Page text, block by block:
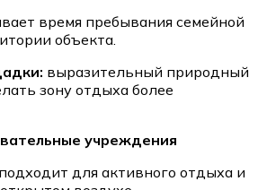
время пребывания семейной
объекта.
выразительный природный
зону отдыха более
учреждения
для активного отдыха и